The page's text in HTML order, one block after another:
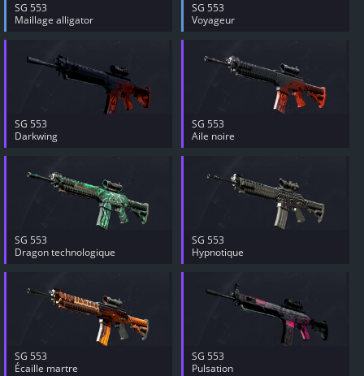
SG 553
Maillage alligator
SG 553
Voyageur
SG 553
Darkwing
SG 553
Aile noire
SG 553
Dragon technologique
SG 553
Hypnotique
SG 553
Écaille martre
SG 553
Pulsation